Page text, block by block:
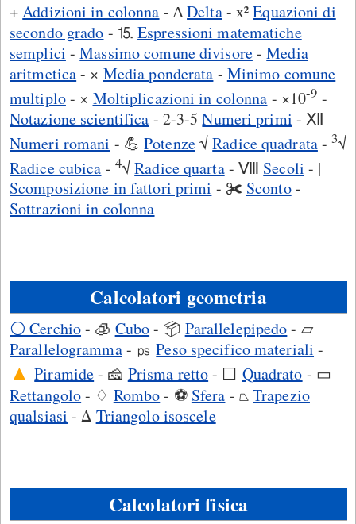
+Addizioni in colonna - ∆Delta- x²Equazioni di
secondo grado - ⒖Espressioni matematiche
semplici -Massimo comune divisore-Media
aritmetica- × Media ponderata - Minimo comune
multiplo- × Moltiplicazioni in colonna - ×10-9 -
Notazione scientifica - 2-3-5Numeri primi - Ⅻ
Numeri romani - 💪Potenze√Radice quadrata-3√
Radice cubica - 4√Radice quarta- Ⅷ Secoli - |
Scomposizione in fattori primi - ✀ Sconto-
Sottrazioni in colonna
Calcolatori geometria
⚪ Cerchio- 🧊 Cubo- 📦 Parallelepipedo- ▱
Parallelogramma- ㎰Peso specifico materiali -
▲Piramide- 🧀 Prisma retto- ⬜ Quadrato - ▭
Rettangolo- ♢ Rombo- ⚽ Sfera - ⏢Trapezio
qualsiasi - Δ Triangolo isoscele
Calcolatori fisica